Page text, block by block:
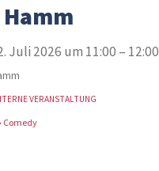
Juli 2026 um 11:00 – 12:00
VERANSTALTUNG
Comedy